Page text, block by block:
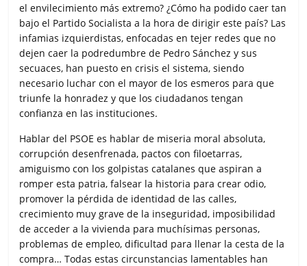
el envilecimiento más extremo? ¿Cómo ha podido caer tan
bajo el Partido Socialista a la hora de dirigir este país? Las
infamias izquierdistas, enfocadas en tejer redes que no
dejen caer la podredumbre de Pedro Sánchez y sus
secuaces, han puesto en crisis el sistema, siendo
necesario luchar con el mayor de los esmeros para que
triunfe la honradez y que los ciudadanos tengan
confianza en las instituciones.
Hablar del PSOE es hablar de miseria moral absoluta,
corrupción desenfrenada, pactos con filoetarras,
amiguismo con los golpistas catalanes que aspiran a
romper esta patria, falsear la historia para crear odio,
promover la pérdida de identidad de las calles,
crecimiento muy grave de la inseguridad, imposibilidad
de acceder a la vivienda para muchísimas personas,
problemas de empleo, dificultad para llenar la cesta de la
compra… Todas estas circunstancias lamentables han